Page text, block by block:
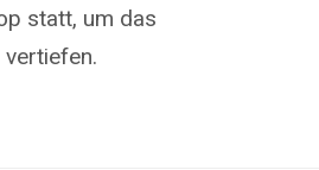
statt, um das